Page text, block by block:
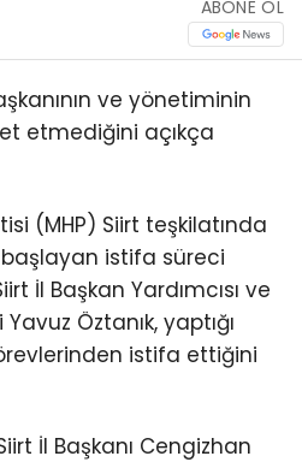
ABONE OL
ve yönetiminin
etmediğini açıkça
(MHP) Siirt teşkilatında
istifa süreci
İl Başkan Yardımcısı ve
Öztanık, yaptığı
istifa ettiğini
İl Başkanı Cengizhan